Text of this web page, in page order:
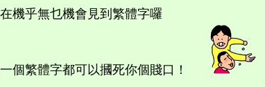
機乎無乜機會見到繁體字囉
個繁體字都可以摑死你個賤口！